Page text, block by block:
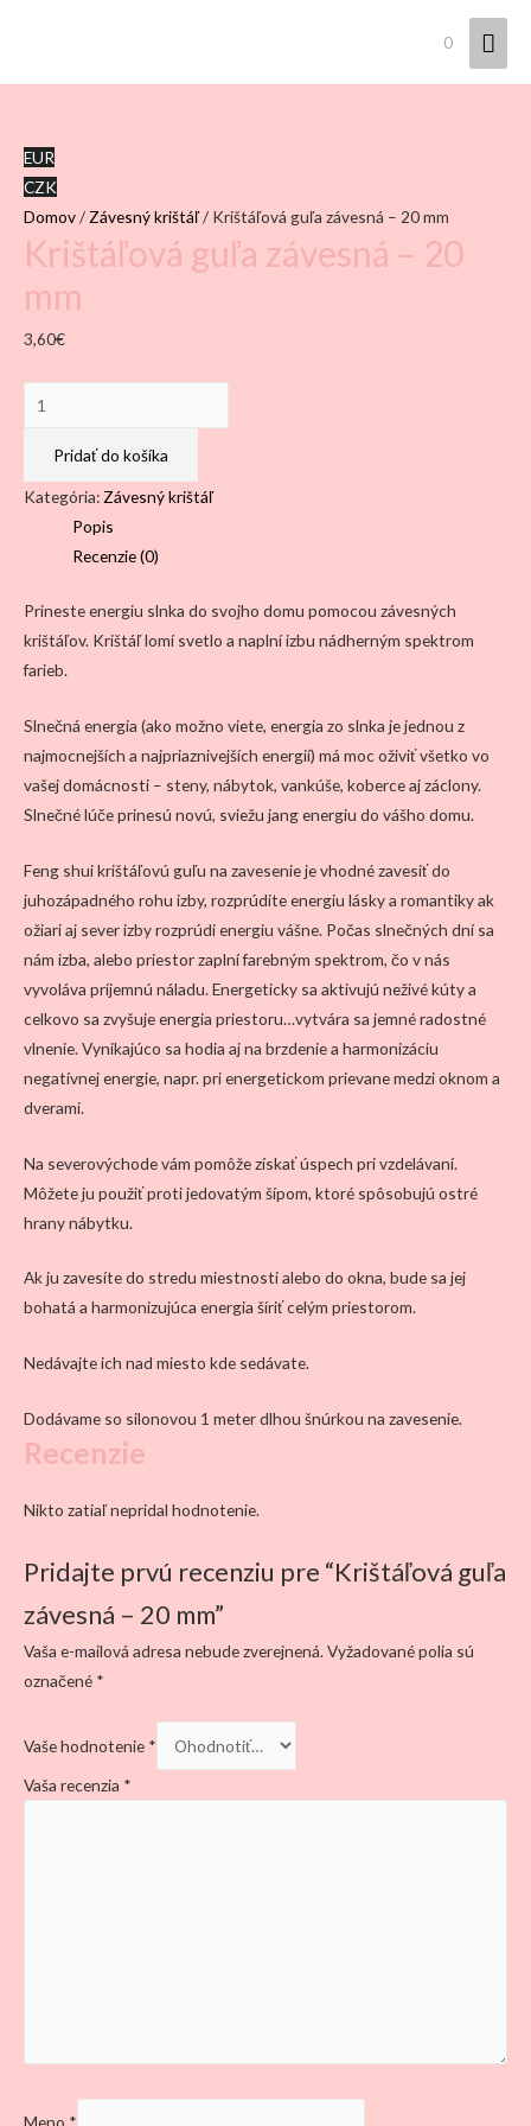
0
EUR
CZK
Domov/ Závesný krištáľ/ Krištáľová guľa závesná – 20 mm
Krištáľová guľa závesná – 20
mm
3,60€
množstvo
Krištáľová
závesná
Pridať do košíka
Kategória: Závesný krištáľ
Popis
Recenzie (0)
Prineste energiu slnka do svojho domu pomocou závesných
krištáľov. Krištáľ lomí svetlo a naplní izbu nádherným spektrom
farieb.
Slnečná energia (ako možno viete, energia zo slnka je jednou z
najmocnejších a najpriaznivejších energií) má moc oživiť všetko vo
vašej domácnosti – steny, nábytok, vankúše, koberce aj záclony.
Slnečné lúče prinesú novú, sviežu jang energiu do vášho domu.
Feng shui krištáľovú guľu na zavesenie je vhodné zavesiť do
juhozápadného rohu izby, rozprúdite energiu lásky a romantiky ak
ožiari aj sever izby rozprúdi energiu vášne. Počas slnečných dní sa
nám izba, alebo priestor zaplní farebným spektrom, čo v nás
vyvoláva príjemnú náladu. Energeticky sa aktivujú neživé kúty a
celkovo sa zvyšuje energia priestoru…vytvára sa jemné radostné
vlnenie. Vynikajúco sa hodia aj na brzdenie a harmonizáciu
negatívnej energie, napr. pri energetickom prievane medzi oknom a
dverami.
Na severovýchode vám pomôže získať úspech pri vzdelávaní.
Môžete ju použiť proti jedovatým šípom, ktoré spôsobujú ostré
hrany nábytku.
Ak ju zavesíte do stredu miestnosti alebo do okna, bude sa jej
bohatá a harmonizujúca energia šíriť celým priestorom.
Nedávajte ich nad miesto kde sedávate.
Dodávame so silonovou 1 meter dlhou šnúrkou na zavesenie.
Recenzie
Nikto zatiaľ nepridal hodnotenie.
Pridajte prvú recenziu pre “Krištáľová guľa
závesná – 20 mm”
Vaša e-mailová adresa nebude zverejnená. Vyžadované polia sú
označené *
Vaše hodnotenie *
Vaša recenzia *
Meno *